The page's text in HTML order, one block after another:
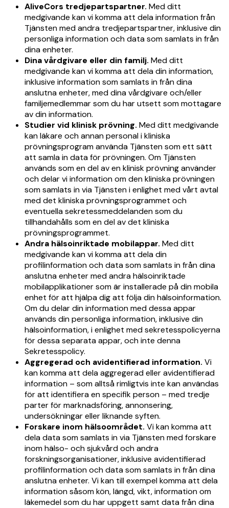
AliveCors tredjepartspartner. Med ditt
medgivande kan vi komma att dela information från
Tjänsten med andra tredjepartspartner, inklusive din
personliga information och data som samlats in från
dina enheter.
Dina vårdgivare eller din familj. Med ditt
medgivande kan vi komma att dela din information,
inklusive information som samlats in från dina
anslutna enheter, med dina vårdgivare och/eller
familjemedlemmar som du har utsett som mottagare
av din information.
Studier vid klinisk prövning. Med ditt medgivande
kan läkare och annan personal i kliniska
prövningsprogram använda Tjänsten som ett sätt
att samla in data för prövningen. Om Tjänsten
används som en del av en klinisk prövning använder
och delar vi information om den kliniska prövningen
som samlats in via Tjänsten i enlighet med vårt avtal
med det kliniska prövningsprogrammet och
eventuella sekretessmeddelanden som du
tillhandahålls som en del av det kliniska
prövningsprogrammet.
Andra hälsoinriktade mobilappar. Med ditt
medgivande kan vi komma att dela din
profilinformation och data som samlats in från dina
anslutna enheter med andra hälsoinriktade
mobilapplikationer som är installerade på din mobila
enhet för att hjälpa dig att följa din hälsoinformation.
Om du delar din information med dessa appar
används din personliga information, inklusive din
hälsoinformation, i enlighet med sekretesspolicyerna
för dessa separata appar, och inte denna
Sekretesspolicy.
Aggregerad och avidentifierad information. Vi
kan komma att dela aggregerad eller avidentifierad
information – som alltså rimligtvis inte kan användas
för att identifiera en specifik person – med tredje
parter för marknadsföring, annonsering,
undersökningar eller liknande syften.
Forskare inom hälsoområdet. Vi kan komma att
dela data som samlats in via Tjänsten med forskare
inom hälso- och sjukvård och andra
forskningsorganisationer, inklusive avidentifierad
profilinformation och data som samlats in från dina
anslutna enheter. Vi kan till exempel komma att dela
information såsom kön, längd, vikt, information om
läkemedel som du har uppgett samt data från dina